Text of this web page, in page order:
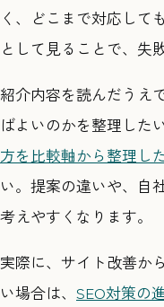
く、どこまで対応して
として見ることで、失
紹介内容を読んだうえ
ばよいのかを整理した
方を比較軸から整理し
い。提案の違いや、自
考えやすくなります。
実際に、サイト改善か
い場合は、 SEO対策の